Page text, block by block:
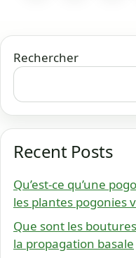
Rechercher
Recent Posts
Qu’est-ce qu’une
les plantes pogonies
Que sont les
la propagation basale